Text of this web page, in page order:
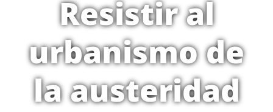
Resistir al
urbanismo de
la austeridad